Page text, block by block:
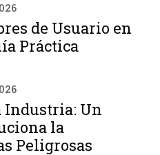
de Usuario en
Práctica
Industria: Un
la
Peligrosas